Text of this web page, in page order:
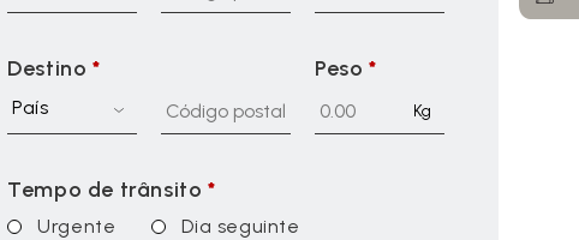
Destino *
País
Peso *
Kg
Tempo de trânsito *
Urgente
Dia seguinte